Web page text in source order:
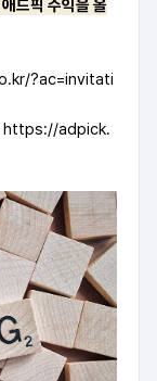
드픽 수익을 올
?ac=invitati
https://adpick.